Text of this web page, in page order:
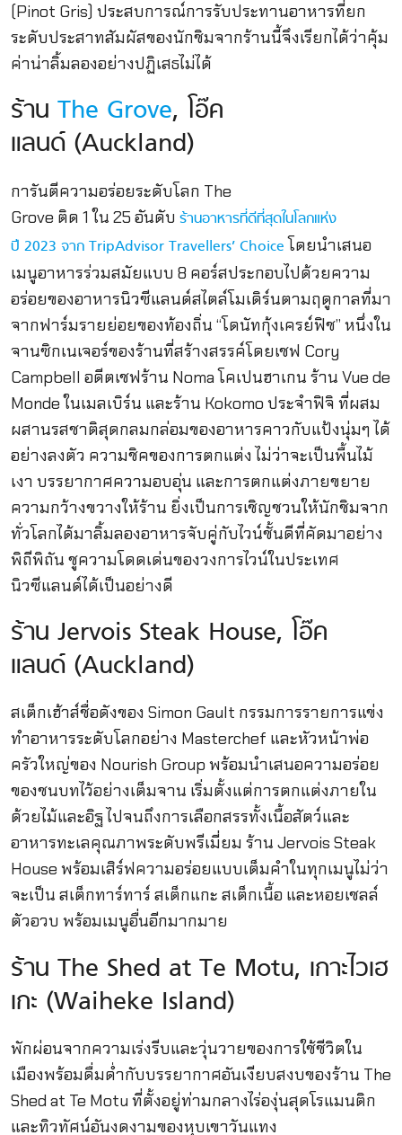
(Pinot Gris) ประสบการณ์การรับประทานอาหารที่ยก
ระดับประสาทสัมผัสของนักชิมจากร้านนี้จึงเรียกได้ว่าคุ้ม
ค่าน่าลิ้มลองอย่างปฏิเสธไม่ได้
ร้าน The Grove, โอ๊ค
แลนด์ (Auckland)
การันตีความอร่อยระดับโลก The
Grove ติด 1 ใน 25 อันดับ ร้านอาหารที่ดีที่สุดในโลกแห่ง
ปี 2023 จาก TripAdvisor Travellers’ Choiceโดยนำเสนอ
เมนูอาหารร่วมสมัยแบบ 8 คอร์สประกอบไปด้วยความ
อร่อยของอาหารนิวซีแลนด์สไตล์โมเดิร์นตามฤดูกาลที่มา
จากฟาร์มรายย่อยของท้องถิ่น “โดนัทกุ้งเครย์ฟิช” หนึ่งใน
จานซิกเนเจอร์ของร้านที่สร้างสรรค์โดยเชฟ Cory
Campbell อดีตเชฟร้าน Noma โคเปนฮาเกน ร้าน Vue de
Monde ในเมลเบิร์น และร้าน Kokomo ประจำฟิจิ ที่ผสม
ผสานรสชาติสุดกลมกล่อมของอาหารคาวกับแป้งนุ่มๆ ได้
อย่างลงตัว ความชิคของการตกแต่ง ไม่ว่าจะเป็นพื้นไม้
เงา บรรยากาศความอบอุ่น และการตกแต่งภายขยาย
ความกว้างขวางให้ร้าน ยิ่งเป็นการเชิญชวนให้นักชิมจาก
ทั่วโลกได้มาลิ้มลองอาหารจับคู่กับไวน์ชั้นดีที่คัดมาอย่าง
พิถีพิถัน ชูความโดดเด่นของวงการไวน์ในประเทศ
นิวซีแลนด์ได้เป็นอย่างดี
ร้าน Jervois Steak House, โอ๊ค
แลนด์ (Auckland)
สเต็กเฮ้าส์ชื่อดังของ Simon Gault กรรมการรายการแข่ง
ทำอาหารระดับโลกอย่าง Masterchef และหัวหน้าพ่อ
ครัวใหญ่ของ Nourish Group พร้อมนำเสนอความอร่อย
ของชนบทไว้อย่างเต็มจาน เริ่มตั้งแต่การตกแต่งภายใน
ด้วยไม้และอิฐ ไปจนถึงการเลือกสรรทั้งเนื้อสัตว์และ
อาหารทะเลคุณภาพระดับพรีเมี่ยม ร้าน Jervois Steak
House พร้อมเสิร์ฟความอร่อยแบบเต็มคำในทุกเมนูไม่ว่า
จะเป็น สเต็กทาร์ทาร์ สเต็กแกะ สเต็กเนื้อ และหอยเชลล์
ตัวอวบ พร้อมเมนูอื่นอีกมากมาย
ร้าน The Shed at Te Motu, เกาะไวเฮ
เกะ (Waiheke Island)
พักผ่อนจากความเร่งรีบและวุ่นวายของการใช้ชีวิตใน
เมืองพร้อมดื่มด่ำกับบรรยากาศอันเงียบสงบของร้าน The
Shed at Te Motu ที่ตั้งอยู่ท่ามกลางไร่องุ่นสุดโรแมนติก
และทิวทัศน์อันงดงามของหุบเขาวันแทง